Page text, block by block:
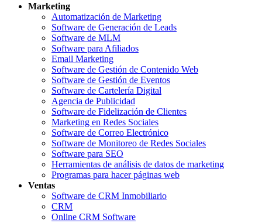
Marketing
Automatización de Marketing
Software de Generación de Leads
Software de MLM
Software para Afiliados
Email Marketing
Software de Gestión de Contenido Web
Software de Gestión de Eventos
Software de Cartelería Digital
Agencia de Publicidad
Software de Fidelización de Clientes
Marketing en Redes Sociales
Software de Correo Electrónico
Software de Monitoreo de Redes Sociales
Software para SEO
Herramientas de análisis de datos de marketing
Programas para hacer páginas web
Ventas
Software de CRM Inmobiliario
CRM
Online CRM Software